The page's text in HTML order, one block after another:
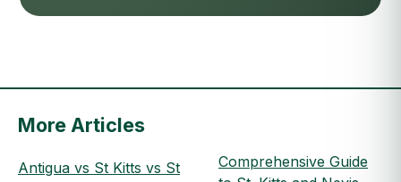
More Articles
Antigua vs St Kitts vs St
Comprehensive Guide